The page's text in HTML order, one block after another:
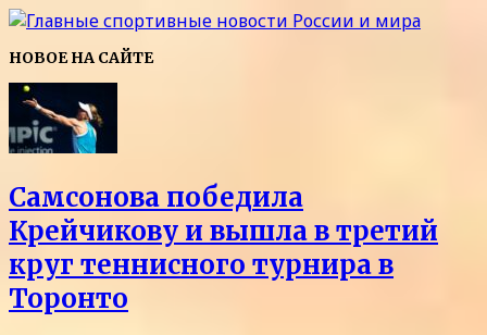
НОВОЕ НА САЙТЕ
Самсонова победила
Крейчикову и вышла в третий
круг теннисного турнира в
Торонто